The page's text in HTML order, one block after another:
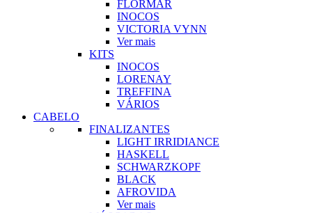
FLORMAR
INOCOS
VICTORIA VYNN
Ver mais
KITS
INOCOS
LORENAY
TREFFINA
VÁRIOS
CABELO
FINALIZANTES
LIGHT IRRIDIANCE
HASKELL
SCHWARZKOPF
BLACK
AFROVIDA
Ver mais